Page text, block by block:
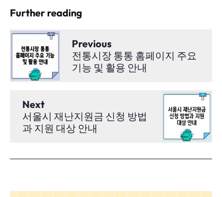
Further reading
Previous
전통시장 통통 홈페이지 주요
기능 및 활용 안내
Next
서울시 재난지원금 신청 방법
과 지원 대상 안내